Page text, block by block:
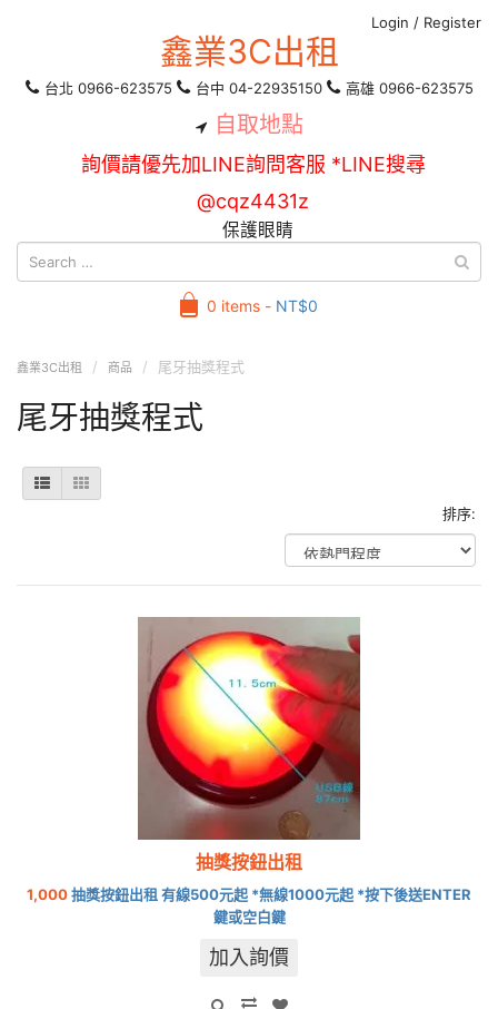
Login / Register
鑫業3C出租
台北 0966-623575 台中 04-22935150 高雄 0966-623575
自取地點
詢價請優先加LINE詢問客服 *LINE搜尋
@cqz4431z
保護眼睛
0 items - NT$0
鑫業3C出租 商品 尾牙抽獎程式
尾牙抽獎程式
排序:
抽獎按鈕出租
1,000抽獎按鈕出租 有線500元起 *無線1000元起 *按下後送ENTER
鍵或空白鍵
加入詢價